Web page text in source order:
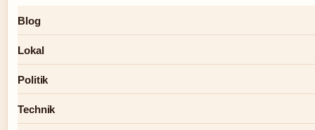
Blog
Lokal
Politik
Technik